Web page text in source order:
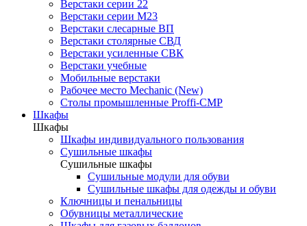
Верстаки серии 22
Верстаки серии М23
Верстаки слесарные ВП
Верстаки столярные СВД
Верстаки усиленные СВК
Верстаки учебные
Мобильные верстаки
Рабочее место Mechanic (New)
Столы промышленные Proffi-CMP
Шкафы
Шкафы
Шкафы индивидуального пользования
Cушильные шкафы
Cушильные шкафы
Сушильные модули для обуви
Сушильные шкафы для одежды и обуви
Ключницы и пенальницы
Обувницы металлические